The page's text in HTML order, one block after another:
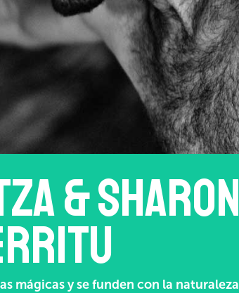
& Sharon
mágicas y se funden con la naturaleza